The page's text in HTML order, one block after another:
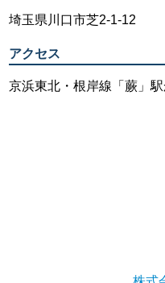
埼玉県川口市芝2-1-12
アクセス
京浜東北・根岸線「蕨」